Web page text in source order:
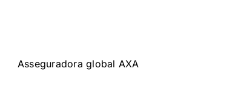
Asseguradora global AXA